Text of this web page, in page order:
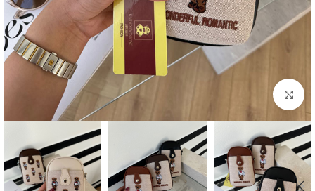
بزرگنمایی تصویر